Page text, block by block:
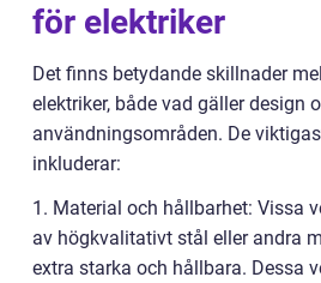
för elektriker
Det finns betydande skillnader
elektriker, både vad gäller design
användningsområden. De
inkluderar:
1. Material och hållbarhet: Vissa
av högkvalitativt stål eller andra
extra starka och hållbara. Dessa